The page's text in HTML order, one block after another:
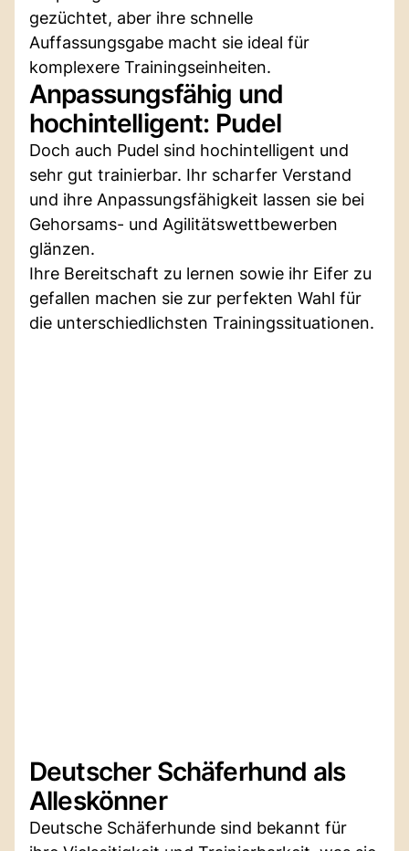
gezüchtet, aber ihre schnelle
Auffassungsgabe macht sie ideal für
komplexere Trainingseinheiten.
Anpassungsfähig und
hochintelligent: Pudel
Doch auch Pudel sind hochintelligent und
sehr gut trainierbar. Ihr scharfer Verstand
und ihre Anpassungsfähigkeit lassen sie bei
Gehorsams- und Agilitätswettbewerben
glänzen.
Ihre Bereitschaft zu lernen sowie ihr Eifer zu
gefallen machen sie zur perfekten Wahl für
die unterschiedlichsten Trainingssituationen.
Deutscher Schäferhund als
Alleskönner
Deutsche Schäferhunde sind bekannt für